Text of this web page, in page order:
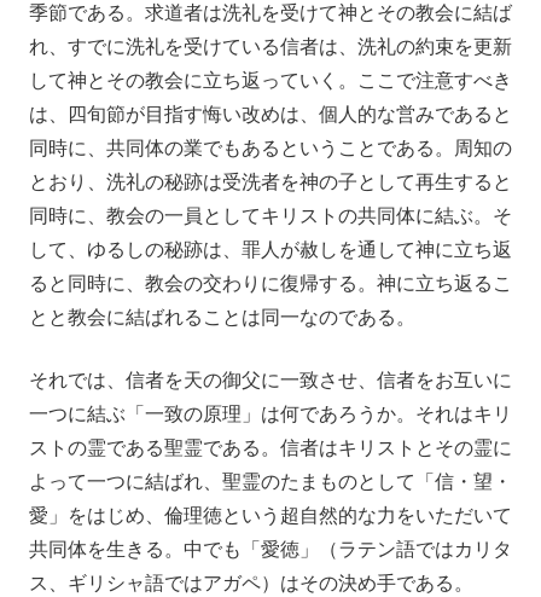
季節である。求道者は洗礼を受けて神とその教会に結ば
れ、すでに洗礼を受けている信者は、洗礼の約束を更新
して神とその教会に立ち返っていく。ここで注意すべき
は、四旬節が目指す悔い改めは、個人的な営みであると
同時に、共同体の業でもあるということである。周知の
とおり、洗礼の秘跡は受洗者を神の子として再生すると
同時に、教会の一員としてキリストの共同体に結ぶ。そ
して、ゆるしの秘跡は、罪人が赦しを通して神に立ち返
ると同時に、教会の交わりに復帰する。神に立ち返るこ
とと教会に結ばれることは同一なのである。
それでは、信者を天の御父に一致させ、信者をお互いに
一つに結ぶ「一致の原理」は何であろうか。それはキリ
ストの霊である聖霊である。信者はキリストとその霊に
よって一つに結ばれ、聖霊のたまものとして「信・望・
愛」をはじめ、倫理徳という超自然的な力をいただいて
共同体を生きる。中でも「愛徳」（ラテン語ではカリタ
ス、ギリシャ語ではアガペ）はその決め手である。